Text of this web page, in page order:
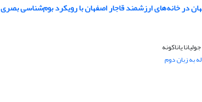
در خانه‌های ارزشمند قاجار اصفهان با رویکرد بوم‌شناسی بصری
یاناکونه
به زبان دوم